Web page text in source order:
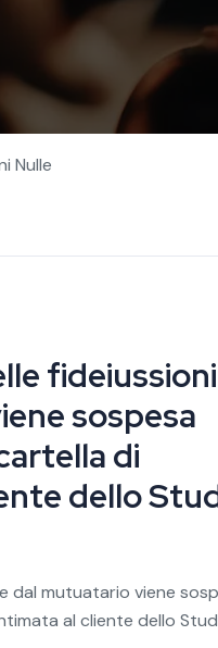
Nulle
fideiussioni
sospesa
di
dello
dal mutuatario viene
al cliente dello